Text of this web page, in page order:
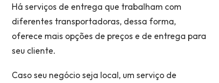
Há serviços de entrega que trabalham com
diferentes transportadoras, dessa forma,
oferece mais opções de preços e de entrega para
seu cliente.
Caso seu negócio seja local, um serviço de